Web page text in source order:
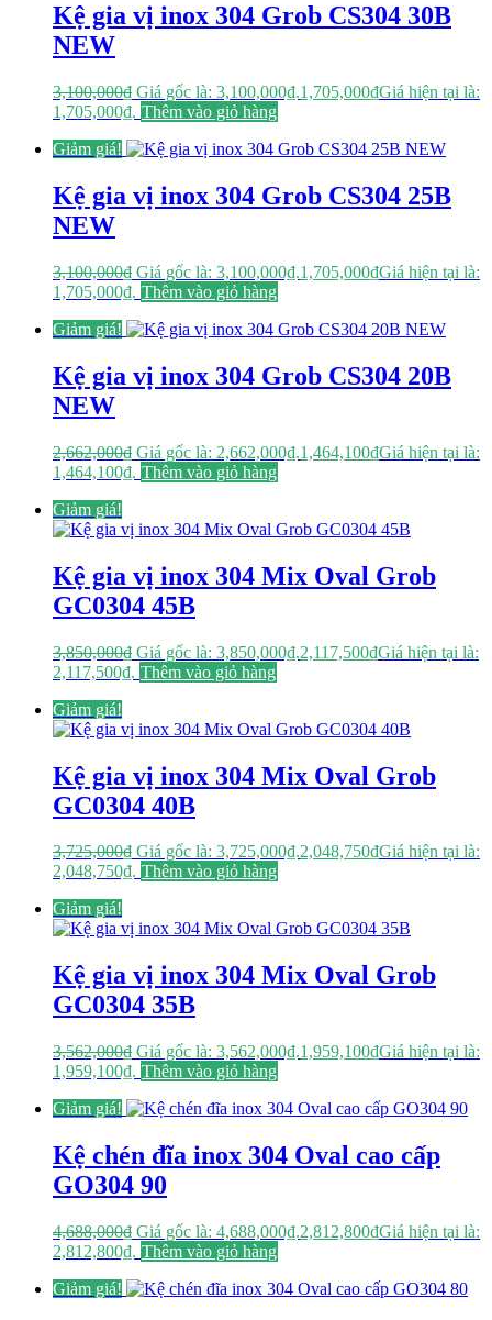
Kệ gia vị inox 304 Grob CS304 30B
NEW
3,100,000₫ Giá gốc là: 3,100,000₫.1,705,000₫Giá hiện tại là:
1,705,000₫. Thêm vào giỏ hàng
Giảm giá!
Kệ gia vị inox 304 Grob CS304 25B
NEW
3,100,000₫ Giá gốc là: 3,100,000₫.1,705,000₫Giá hiện tại là:
1,705,000₫. Thêm vào giỏ hàng
Giảm giá!
Kệ gia vị inox 304 Grob CS304 20B
NEW
2,662,000₫ Giá gốc là: 2,662,000₫.1,464,100₫Giá hiện tại là:
1,464,100₫. Thêm vào giỏ hàng
Giảm giá!
Kệ gia vị inox 304 Mix Oval Grob
GC0304 45B
3,850,000₫ Giá gốc là: 3,850,000₫.2,117,500₫Giá hiện tại là:
2,117,500₫. Thêm vào giỏ hàng
Giảm giá!
Kệ gia vị inox 304 Mix Oval Grob
GC0304 40B
3,725,000₫ Giá gốc là: 3,725,000₫.2,048,750₫Giá hiện tại là:
2,048,750₫. Thêm vào giỏ hàng
Giảm giá!
Kệ gia vị inox 304 Mix Oval Grob
GC0304 35B
3,562,000₫ Giá gốc là: 3,562,000₫.1,959,100₫Giá hiện tại là:
1,959,100₫. Thêm vào giỏ hàng
Giảm giá!
Kệ chén đĩa inox 304 Oval cao cấp
GO304 90
4,688,000₫ Giá gốc là: 4,688,000₫.2,812,800₫Giá hiện tại là:
2,812,800₫. Thêm vào giỏ hàng
Giảm giá!